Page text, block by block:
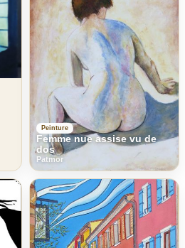
Peinture
Femme nue assise vu de
dos
Patmor